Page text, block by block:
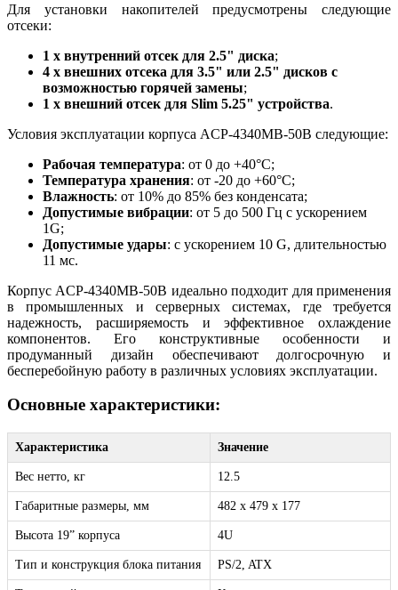
Для установки накопителей предусмотрены следующие
отсеки:
1 x внутренний отсек для 2.5" диска;
4 x внешних отсека для 3.5" или 2.5" дисков с
возможностью горячей замены;
1 x внешний отсек для Slim 5.25" устройства.
Условия эксплуатации корпуса ACP-4340MB-50B следующие:
Рабочая температура: от 0 до +40°C;
Температура хранения: от -20 до +60°C;
Влажность: от 10% до 85% без конденсата;
Допустимые вибрации: от 5 до 500 Гц с ускорением
1G;
Допустимые удары: с ускорением 10 G, длительностью
11 мс.
Корпус ACP-4340MB-50B идеально подходит для применения
в промышленных и серверных системах, где требуется
надежность, расширяемость и эффективное охлаждение
компонентов. Его конструктивные особенности и
продуманный дизайн обеспечивают долгосрочную и
бесперебойную работу в различных условиях эксплуатации.
Основные характеристики:
Характеристика Значение
Вес нетто, кг 12.5
Габаритные размеры, мм 482 х 479 х 177
Высота 19” корпуса 4U
Тип и конструкция блока питания PS/2, ATX